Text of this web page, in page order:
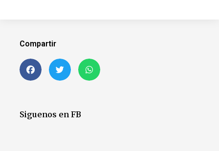
Compartir
Siguenos en FB